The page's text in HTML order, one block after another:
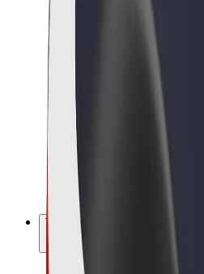
Bolt Drive
Bolt for Business
El-sykler
Bolt Pluss
Tjen med Bolt
Sjåfører